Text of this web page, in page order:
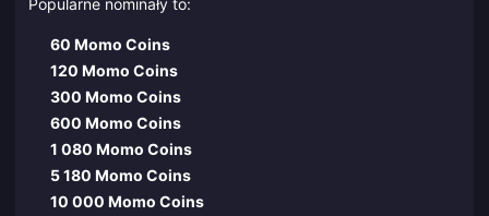
Popularne nominały to:
60 Momo Coins
120 Momo Coins
300 Momo Coins
600 Momo Coins
1 080 Momo Coins
5 180 Momo Coins
10 000 Momo Coins